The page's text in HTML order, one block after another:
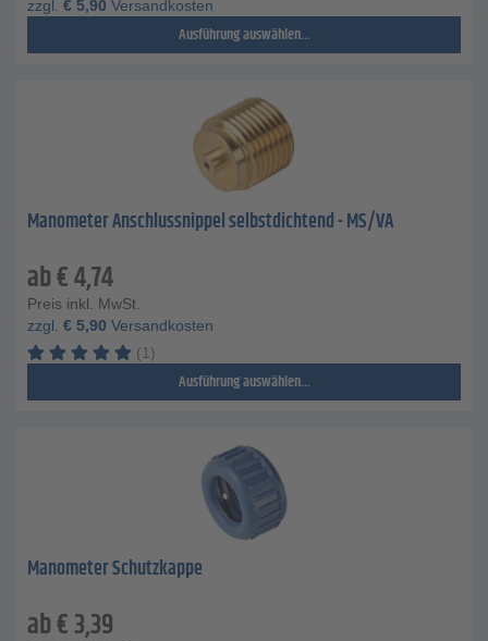
zzgl. € 5,90 Versandkosten
Ausführung auswählen...
Manometer Anschlussnippel selbstdichtend - MS/VA
ab€4,74
Preis inkl. MwSt.
zzgl. € 5,90 Versandkosten
(1)
Ausführung auswählen...
Manometer Schutzkappe
ab€3,39